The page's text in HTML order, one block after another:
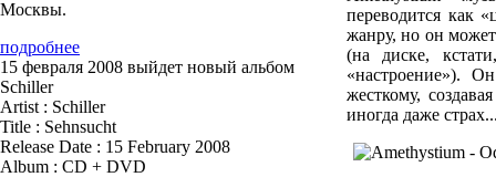
Москвы.
подробнее
15 февраля 2008 выйдет новый альбом
Schiller
Artist : Schiller
Title : Sehnsucht
Release Date : 15 February 2008
Album : CD + DVD
переводится как
жанру, но он
(на диске,
«настроение»).
жесткому,
иногда даже